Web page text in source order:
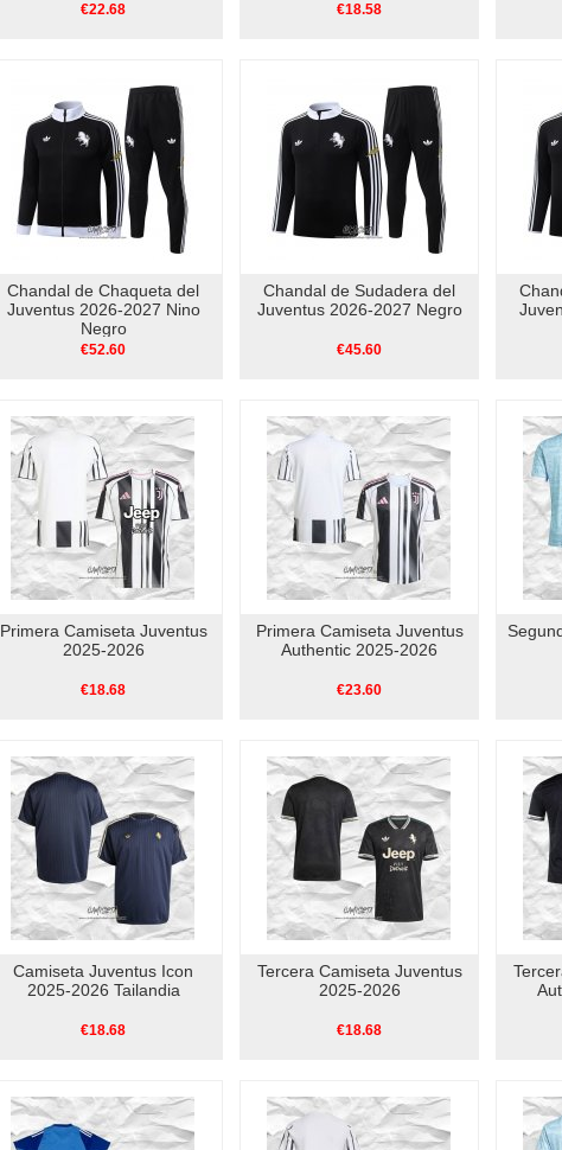
€22.68 €18.58
Chandal de Chaqueta del
Juventus 2026-2027 Nino
Negro
€52.60
Chandal de Sudadera del
Juventus 2026-2027 Negro
€45.60
Primera Camiseta Juventus
2025-2026
€18.68
Primera Camiseta Juventus
Authentic 2025-2026
€23.60
Camiseta Juventus Icon
2025-2026 Tailandia
€18.68
Tercera Camiseta Juventus
2025-2026
€18.68